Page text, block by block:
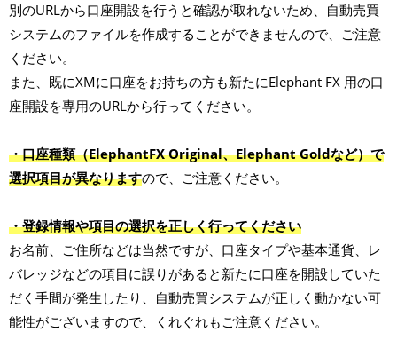
別のURLから口座開設を行うと確認が取れないため、自動売買
システムのファイルを作成することができませんので、ご注意
ください。
また、既にXMに口座をお持ちの方も新たにElephant FX 用の口
座開設を専用のURLから行ってください。
・口座種類（ElephantFX Original、Elephant Goldなど）で
選択項目が異なりますので、ご注意ください。
・登録情報や項目の選択を正しく行ってください
お名前、ご住所などは当然ですが、口座タイプや基本通貨、レ
バレッジなどの項目に誤りがあると新たに口座を開設していた
だく手間が発生したり、自動売買システムが正しく動かない可
能性がございますので、くれぐれもご注意ください。